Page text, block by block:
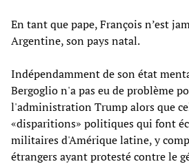
En tant que pape, François n’est
Argentine, son pays natal.
Indépendamment de son état
Bergoglio n'a pas eu de problème
l'administration Trump alors que
«disparitions» politiques qui font
militaires d'Amérique latine, y
étrangers ayant protesté contre le